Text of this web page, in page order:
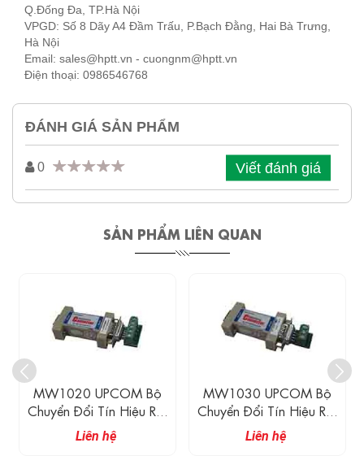
Q.Đống Đa, TP.Hà Nội
VPGD: Số 8 Dãy A4 Đầm Trấu, P.Bạch Đằng, Hai Bà Trưng,
Hà Nội
Email: sales@hptt.vn - cuongnm@hptt.vn
Điện thoại: 0986546768
ĐÁNH GIÁ SẢN PHẨM
0 Viết đánh giá
SẢN PHẨM LIÊN QUAN
MW1030 UPCOM Bộ
Chuyển Đổi Tín Hiệu RS-
232 Sang RS-485
Liên hệ
MW1040-I-9V UPCOM
Bộ Chuyển Đổi Tín Hiệu
RS-232 Sang RS-
485/422
Liên hệ